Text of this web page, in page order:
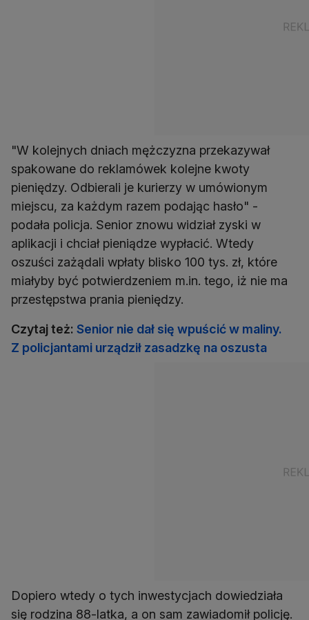
"W kolejnych dniach mężczyzna przekazywał
spakowane do reklamówek kolejne kwoty
pieniędzy. Odbierali je kurierzy w umówionym
miejscu, za każdym razem podając hasło" -
podała policja. Senior znowu widział zyski w
aplikacji i chciał pieniądze wypłacić. Wtedy
oszuści zażądali wpłaty blisko 100 tys. zł, które
miałyby być potwierdzeniem m.in. tego, iż nie ma
przestępstwa prania pieniędzy.
Czytaj też: Senior nie dał się wpuścić w maliny.
Z policjantami urządził zasadzkę na oszusta
Dopiero wtedy o tych inwestycjach dowiedziała
się rodzina 88-latka, a on sam zawiadomił policję.